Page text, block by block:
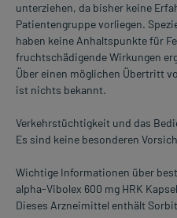
unterziehen, da bisher keine
Patientengruppe vorliegen.
haben keine Anhaltspunkte für
fruchtschädigende Wirkungen
Über einen möglichen Übertritt
ist nichts bekannt.
Verkehrstüchtigkeit und das
Es sind keine besonderen
Wichtige Informationen über
alpha-Vibolex 600 mg HRK
Dieses Arzneimittel enthält